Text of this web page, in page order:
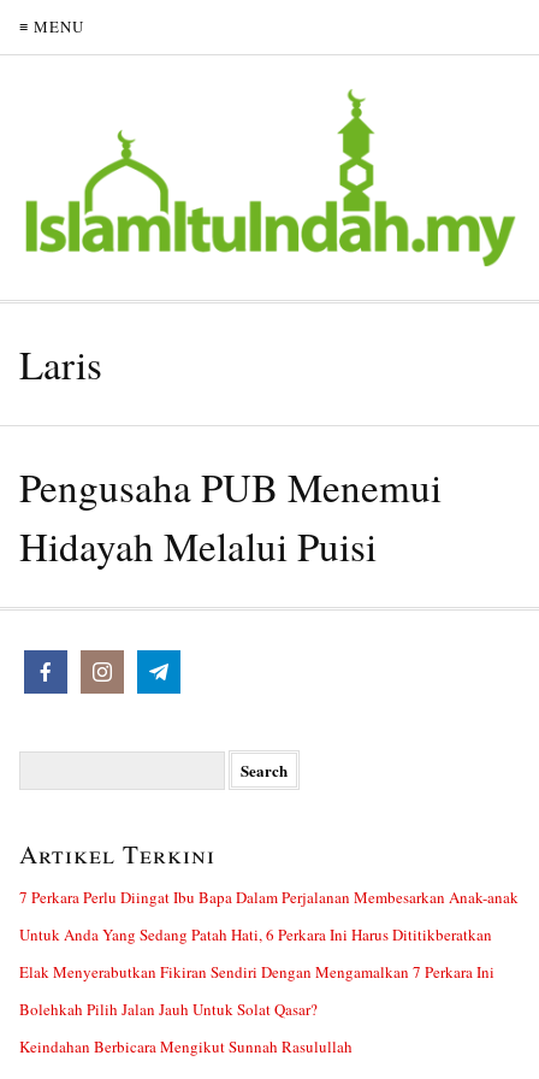
≡ MENU
Laris
Pengusaha PUB Menemui
Hidayah Melalui Puisi
Artikel Terkini
7 Perkara Perlu Diingat Ibu Bapa Dalam Perjalanan Membesarkan Anak-anak
Untuk Anda Yang Sedang Patah Hati, 6 Perkara Ini Harus Dititikberatkan
Elak Menyerabutkan Fikiran Sendiri Dengan Mengamalkan 7 Perkara Ini
Bolehkah Pilih Jalan Jauh Untuk Solat Qasar?
Keindahan Berbicara Mengikut Sunnah Rasulullah